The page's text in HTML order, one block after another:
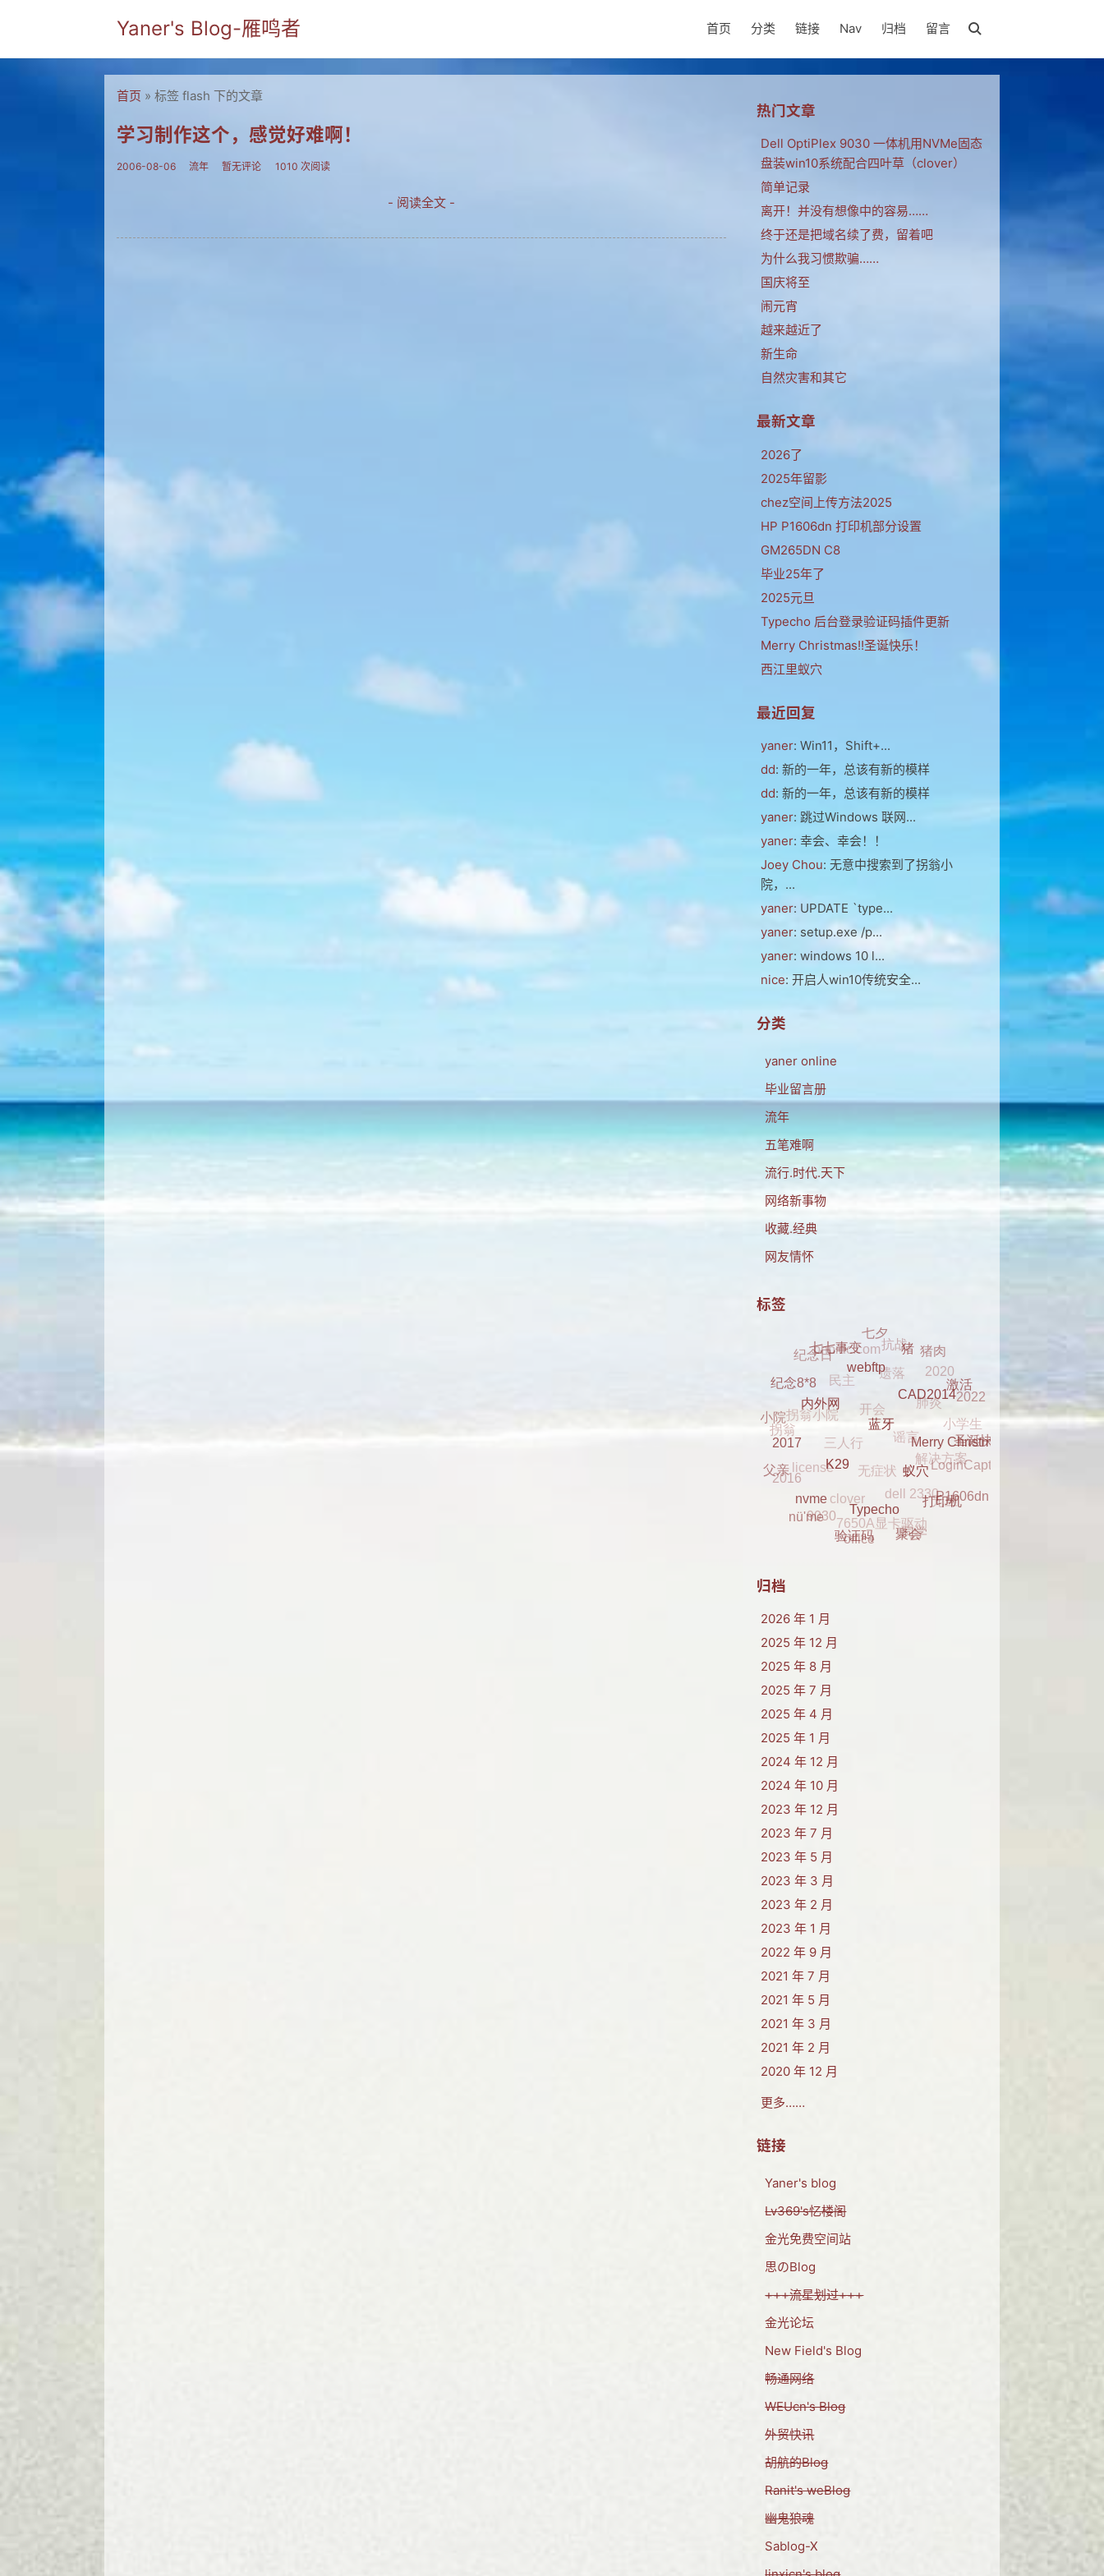
Yaner's Blog-雁鸣者 首页 分类 链接 Nav 归档 留言
首页 » 标签 flash 下的文章
学习制作这个，感觉好难啊！
2006-08-06 流年 暂无评论 1010 次阅读
- 阅读全文 -
热门文章
Dell OptiPlex 9030 一体机用NVMe固态
盘装win10系统配合四叶草（clover）
简单记录
离开！并没有想像中的容易……
终于还是把域名续了费，留着吧
为什么我习惯欺骗……
国庆将至
闹元宵
越来越近了
新生命
自然灾害和其它
最新文章
2026了
2025年留影
chez空间上传方法2025
HP P1606dn 打印机部分设置
GM265DN C8
毕业25年了
2025元旦
Typecho 后台登录验证码插件更新
Merry Christmas!!圣诞快乐！
西江里蚁穴
最近回复
yaner: Win11，Shift+...
dd: 新的一年，总该有新的模样
dd: 新的一年，总该有新的模样
yaner: 跳过Windows 联网...
yaner: 幸会、幸会！！
Joey Chou: 无意中搜索到了拐翁小
院，...
yaner: UPDATE `type...
yaner: setup.exe /p...
yaner: windows 10 l...
nice: 开启人win10传统安全...
分类
yaner online
毕业留言册
流年
五笔难啊
流行.时代.天下
网络新事物
收藏.经典
网友情怀
标签
P1606dn
打印机
聚会
同学
LoginCaptcha
圣诞快乐
Merry Christmas
蚁穴
Typecho
验证码
office
7650A显卡驱动
dell 2330
解决方案
小学生
2022
激活
CAD2014
蓝牙
K29
nvme
nü'me
9030
无症状
谣言
肺炎
2020
猪肉
猪
webftp
内外网
2017
父亲
2016
license
三人行
开会
遗落
抗战
七夕
七七事变
纪念8*8
小院
拐翁
拐翁小院
民主
phpidc.com
纪念日
归档
2026 年 1 月
2025 年 12 月
2025 年 8 月
2025 年 7 月
2025 年 4 月
2025 年 1 月
2024 年 12 月
2024 年 10 月
2023 年 12 月
2023 年 7 月
2023 年 5 月
2023 年 3 月
2023 年 2 月
2023 年 1 月
2022 年 9 月
2021 年 7 月
2021 年 5 月
2021 年 3 月
2021 年 2 月
2020 年 12 月
更多……
链接
Yaner's blog
Lv369's忆楼阁
金光免费空间站
思のBlog
+++流星划过+++
金光论坛
New Field's Blog
畅通网络
WEUcn's Blog
外贸快讯
胡航的Blog
Ranit's weBlog
幽鬼狼魂
Sablog-X